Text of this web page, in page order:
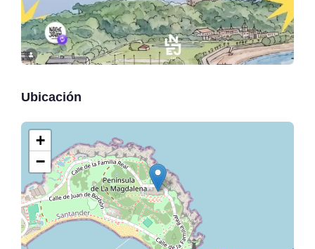
Ubicación
+
−